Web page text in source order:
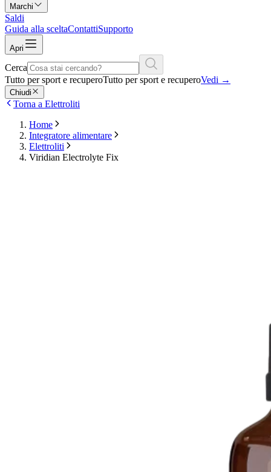
Marchi
Saldi
Guida alla sceltaContattiSupporto
Apri
Cerca
Tutto per sport e recuperoTutto per sport e recuperoVedi →
Chiudi
Torna a Elettroliti
Home
Integratore alimentare
Elettroliti
Viridian Electrolyte Fix